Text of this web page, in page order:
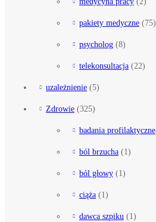
pakiety medyczne (75)
psycholog (8)
telekonsultacja (22)
uzależnienie (5)
Zdrowie (325)
badania profilaktyczne
ból brzucha (1)
ból głowy (1)
ciąża (1)
dawca szpiku (1)